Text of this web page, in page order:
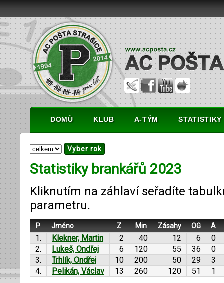
DOMŮ KLUB A-TÝM STATISTIKY
Statistiky brankářů 2023
Kliknutím na záhlaví seřadíte
parametru.
P Jméno Z Min Zásahy OG A
1. Klekner, Martin 2 40 12 6
0
2.
Lukeš, Ondřej 6 120 55 36
0
3.
Trhlík, Ondřej 10 200 50 29
3
4.
Pelikán, Václav 13 260 120 51 1